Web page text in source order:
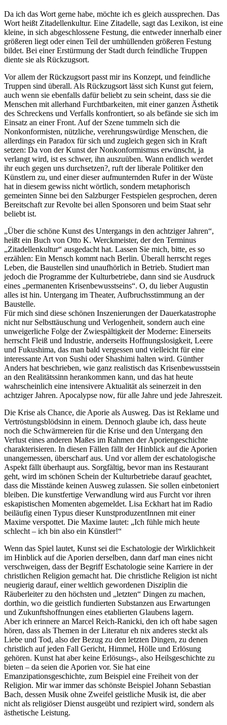
Da ich das Wort gerne habe, möchte ich es gleich aussprechen. Das
Wort heißt Zitadellenkultur. Eine Zitadelle, sagt das Lexikon, ist eine
kleine, in sich abgeschlossene Festung, die entweder innerhalb einer
größeren liegt oder einen Teil der umhüllenden größeren Festung
bildet. Bei einer Erstürmung der Stadt durch feindliche Truppen
diente sie als Rückzugsort.
Vor allem der Rückzugsort passt mir ins Konzept, und feindliche
Truppen sind überall. Als Rückzugsort lässt sich Kunst gut feiern,
auch wenn sie ebenfalls dafür beliebt zu sein scheint, dass sie die
Menschen mit allerhand Furchtbarkeiten, mit einer ganzen Ästhetik
des Schreckens und Verfalls konfrontiert, so als befände sie sich im
Einsatz an einer Front. Auf der Szene tummeln sich die
Nonkonformisten, nützliche, verehrungswürdige Menschen, die
allerdings ein Paradox für sich und zugleich gegen sich in Kraft
setzen: Da von der Kunst der Nonkonformismus erwünscht, ja
verlangt wird, ist es schwer, ihn auszuüben. Wann endlich werdet
ihr euch gegen uns durchsetzen?, ruft der liberale Politiker den
Künstlern zu, und einer dieser aufmunternden Rufer in der Wüste
hat in diesem gewiss nicht wörtlich, sondern metaphorisch
gemeinten Sinne bei den Salzburger Festspielen gesprochen, deren
Bereitschaft zur Revolte bei allen Sponsoren und beim Staat sehr
beliebt ist.
„Über die schöne Kunst des Untergangs in den achtziger Jahren“,
heißt ein Buch von Otto K. Werckmeister, der den Terminus
„Zitadellenkultur“ ausgedacht hat. Lassen Sie mich, bitte, es so
erzählen: Ein Mensch kommt nach Berlin. Überall herrscht reges
Leben, die Baustellen sind unaufhörlich in Betrieb. Studiert man
jedoch die Programme der Kulturbetriebe, dann sind sie Ausdruck
eines „permanenten Krisenbewusstseins“. O, du lieber Augustin
alles ist hin. Untergang im Theater, Aufbruchsstimmung an der
Baustelle.
Für mich sind diese schönen Inszenierungen der Dauerkatastrophe
nicht nur Selbsttäuschung und Verlogenheit, sondern auch eine
unweigerliche Folge der Zwiespältigkeit der Moderne: Einerseits
herrscht Fleiß und Industrie, anderseits Hoffnungslosigkeit, Leere
und Fukushima, das man bald vergessen und vielleicht für eine
interessante Art von Sushi oder Shashimi halten wird. Günther
Anders hat beschrieben, wie ganz realistisch das Krisenbewusstsein
an den Realitätssinn herankommen kann, und das hat heute
wahrscheinlich eine intensivere Aktualität als seinerzeit in den
achtziger Jahren. Apocalypse now, für alle Jahre und jede Jahreszeit.
Die Krise als Chance, die Aporie als Ausweg. Das ist Reklame und
Vertröstungsblödsinn in einem. Dennoch glaube ich, dass heute
noch die Schwärmereien für die Krise und den Untergang den
Verlust eines anderen Maßes im Rahmen der Aporiengeschichte
charakterisieren. In diesen Fällen fällt der Hinblick auf die Aporien
unangemessen, überscharf aus. Und vor allem der eschatologische
Aspekt fällt überhaupt aus. Sorgfältig, bevor man ins Restaurant
geht, wird im schönen Schein der Kulturbetriebe darauf geachtet,
dass die Misstände keinen Ausweg zulassen. Sie sollen einbetoniert
bleiben. Die kunstfertige Verwandlung wird aus Furcht vor ihren
eskapistischen Momenten abgemeldet. Lisa Eckhart hat im Radio
beiläufig einen Typus dieser KunstproduzentInnen mit einer
Maxime verspottet. Die Maxime lautet: „Ich fühle mich heute
schlecht – ich bin also ein Künstler!“
Wenn das Spiel lautet, Kunst sei die Eschatologie der Wirklichkeit
im Hinblick auf die Aporien derselben, dann darf man eines nicht
verschweigen, dass der Begriff Eschatologie seine Karriere in der
christlichen Religion gemacht hat. Die christliche Religion ist nicht
neugierig darauf, einer weltlich gewordenen Disziplin die
Räuberleiter zu den höchsten und „letzten“ Dingen zu machen,
dorthin, wo die geistlich fundierten Substanzen aus Erwartungen
und Zukunftshoffnungen eines etablierten Glaubens lagern.
Aber ich erinnere an Marcel Reich-Ranicki, den ich oft habe sagen
hören, dass als Themen in der Literatur eh nix anderes steckt als
Liebe und Tod, also der Bezug zu den letzten Dingen, zu denen
christlich auf jeden Fall Gericht, Himmel, Hölle und Erlösung
gehören. Kunst hat aber keine Erlösungs-, also Heilsgeschichte zu
bieten – da seien die Aporien vor. Sie hat eine
Emanzipationsgeschichte, zum Beispiel eine Freiheit von der
Religion. Mir war immer das schönste Beispiel Johann Sebastian
Bach, dessen Musik ohne Zweifel geistliche Musik ist, die aber
nicht als religiöser Dienst ausgeübt und rezipiert wird, sondern als
ästhetische Leistung.